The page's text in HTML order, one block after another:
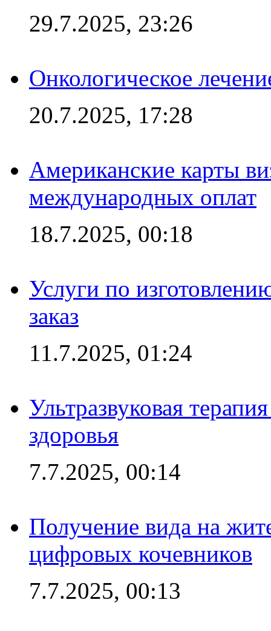
29.7.2025, 23:26
Онкологическое
20.7.2025, 17:28
Американские карты
международных оплат
18.7.2025, 00:18
Услуги по
заказ
11.7.2025, 01:24
Ультразвуковая
здоровья
7.7.2025, 00:14
Получение вида на
цифровых кочевников
7.7.2025, 00:13